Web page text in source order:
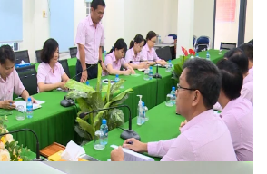
xã hội Bình Dương: Dấu ấn
kỳ vọng nhiệm kỳ mới